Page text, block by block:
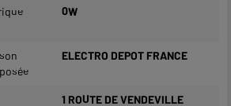
0W
ELECTRO DEPOT FRANCE
1 ROUTE DE VENDEVILLE